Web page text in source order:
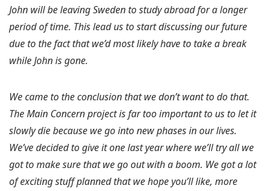
John will be leaving Sweden to study abroad for a longer
period of time. This lead us to start discussing our future
due to the fact that we’d most likely have to take a break
while John is gone.
We came to the conclusion that we don’t want to do that.
The Main Concern project is far too important to us to let it
slowly die because we go into new phases in our lives.
We’ve decided to give it one last year where we’ll try all we
got to make sure that we go out with a boom. We got a lot
of exciting stuff planned that we hope you’ll like, more